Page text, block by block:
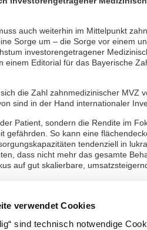
verwendet Cookies
sind technisch notwendige
auch weiterhin im Mittelpunkt
Sorge um – die Sorge vor einem
investorengetragener
einem Editorial für das Bayerische
die Zahl zahnmedizinischer MVZ
sind in der Hand internationaler
der Patient, sondern die Rendite im
gefährden. So kann eine
tendenziell in
dass nicht mehr das gesamte
auf gut skalierbare,
und so schnell wie möglich
MVZ müssten bundesweit geführt